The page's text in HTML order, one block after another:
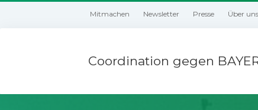
Mitmachen Newsletter Presse Über uns
Coordination gegen